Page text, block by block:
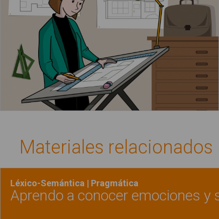
Materiales relacionados
Léxico-Semántica | Pragmática
Aprendo a conocer emociones y